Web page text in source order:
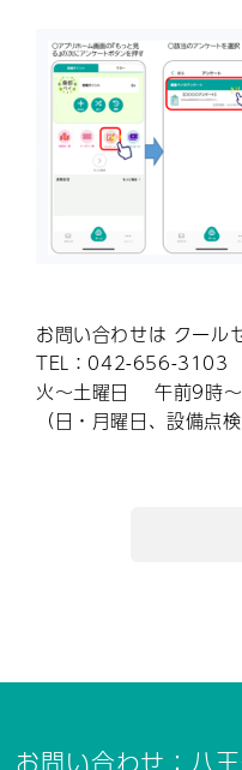
お問い合わせは クール
TEL：042-656-3103
火～土曜日 午前9時
（日・月曜日、設備点
お問い合わせ：八